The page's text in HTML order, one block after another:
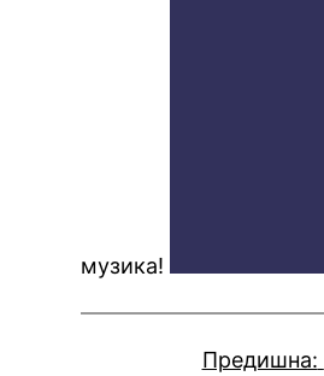
музика!
Предишна: